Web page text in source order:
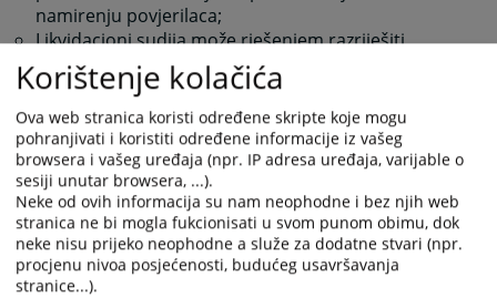
namirenju povjerilaca;
Likvidacioni sudija može rješenjem razriješiti
imenovanog likvidacionog upravnika ako ne
ispunjava pomenute obaveze;
Unovčenje imovine i isplata obaveza;
Likvidacioni upravnik bez odlaganja ulazi u posjed
imovine likvidacionog dužnika, unovčava tu
imovinu, ukoliko nema dovoljno raspoloživih
novčanih sredstava u likvidacionoj masi za
namirenje povjerilaca, te vrši namirenje povjerilaca
Iz likvidacione mase likvidacioni upravnik prvo
izmiruje troškove likvidacionog postupka
Korištenje kolačića
Ova web stranica koristi određene skripte koje mogu
pohranjivati i koristiti određene informacije iz vašeg
browsera i vašeg uređaja (npr. IP adresa uređaja, varijable o
sesiji unutar browsera, ...).
Neke od ovih informacija su nam neophodne i bez njih web
stranica ne bi mogla fukcionisati u svom punom obimu, dok
neke nisu prijeko neophodne a služe za dodatne stvari (npr.
procjenu nivoa posjećenosti, budućeg usavršavanja
stranice...).